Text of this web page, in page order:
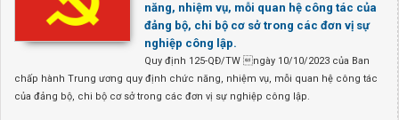
năng, nhiệm vụ, mỗi quan hệ công tác của
đảng bộ, chi bộ cơ sở trong các đơn vị sự
nghiệp công lập.
Quy định 125-QĐ/TW ngày 10/10/2023 của Ban
chấp hành Trung ương quy định chức năng, nhiệm vụ, mỗi quan hệ công tác
của đảng bộ, chi bộ cơ sở trong các đơn vị sự nghiệp công lập.